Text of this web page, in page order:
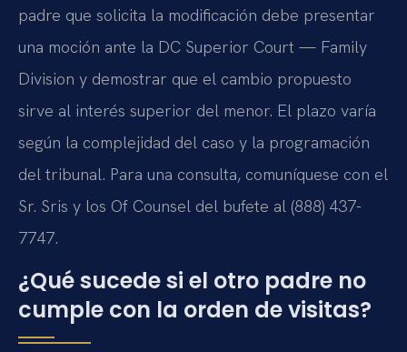
padre que solicita la modificación debe presentar
una moción ante la DC Superior Court — Family
Division y demostrar que el cambio propuesto
sirve al interés superior del menor. El plazo varía
según la complejidad del caso y la programación
del tribunal. Para una consulta, comuníquese con el
Sr. Sris y los Of Counsel del bufete al (888) 437-
7747.
¿Qué sucede si el otro padre no
cumple con la orden de visitas?